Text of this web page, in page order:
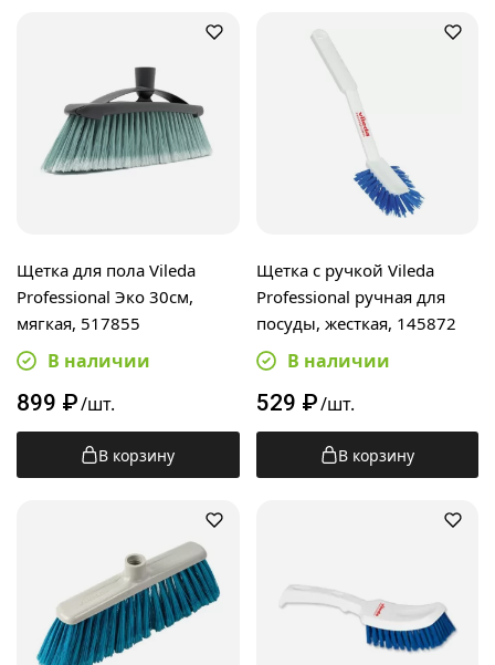
Щетка для пола Vileda
Professional Эко 30см,
мягкая, 517855
В наличии
899 ₽/шт.
В корзину
Щетка с ручкой Vileda
Professional ручная для
посуды, жесткая, 145872
В наличии
529 ₽/шт.
В корзину